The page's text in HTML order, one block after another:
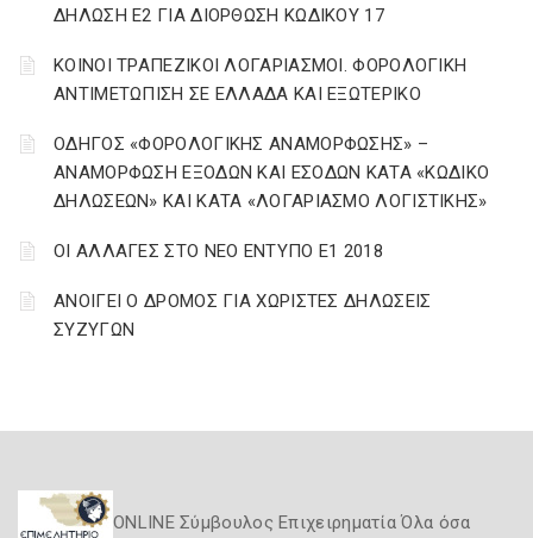
ΔΗΛΩΣΗ Ε2 ΓΙΑ ΔΙΟΡΘΩΣΗ ΚΩΔΙΚΟΥ 17
ΚΟΙΝΟΙ ΤΡΑΠΕΖΙΚΟΙ ΛΟΓΑΡΙΑΣΜΟΙ. ΦΟΡΟΛΟΓΙΚΗ
ΑΝΤΙΜΕΤΩΠΙΣΗ ΣΕ ΕΛΛΑΔΑ ΚΑΙ ΕΞΩΤΕΡΙΚΟ
ΟΔΗΓΟΣ «ΦΟΡΟΛΟΓΙΚΗΣ ΑΝΑΜΟΡΦΩΣΗΣ» –
ΑΝΑΜΟΡΦΩΣΗ ΕΞΟΔΩΝ ΚΑΙ ΕΣΟΔΩΝ ΚΑΤΑ «ΚΩΔΙΚΟ
ΔΗΛΩΣΕΩΝ» ΚΑΙ ΚΑΤΑ «ΛΟΓΑΡΙΑΣΜΟ ΛΟΓΙΣΤΙΚΗΣ»
ΟΙ ΑΛΛΑΓΕΣ ΣΤΟ ΝΕΟ ΕΝΤΥΠΟ Ε1 2018
ΑΝΟΙΓΕΙ Ο ΔΡΟΜΟΣ ΓΙΑ ΧΩΡΙΣΤΕΣ ΔΗΛΩΣΕΙΣ
ΣΥΖΥΓΩΝ
ONLINE Σύμβουλος Επιχειρηματία Όλα όσα